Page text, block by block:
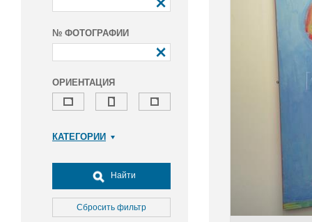
№ ФОТОГРАФИИ
ОРИЕНТАЦИЯ
КАТЕГОРИИ
Досуг, туризм и отдых
Культура
Медицина
Найти
Сбросить фильтр